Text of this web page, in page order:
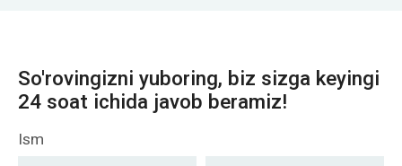
So'rovingizni yuboring, biz sizga keyingi
24 soat ichida javob beramiz!
Ism